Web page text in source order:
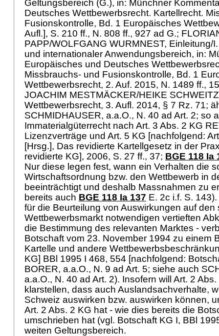
Geltungsbereich (G.), in: Münchner
Deutsches Wettbewerbsrecht. Kartellrecht.
Fusionskontrolle, Bd. 1 Europäisches
Aufl.], S. 210 ff., N. 808 ff., 927 ad G.;
PAPP/WOLFGANG WURMNEST, Einleitung/
und internationaler Anwendungsbereich, in:
Europäisches und Deutsches
Missbrauchs- und Fusionskontrolle, Bd. 1
Wettbewerbsrecht, 2. Auf. 2015, N. 1489 ff.,
JOACHIM MESTMÄCKER/HEIKE
Wettbewerbsrecht, 3. Aufl. 2014, § 7 Rz. 71;
SCHMIDHAUSER, a.a.O., N. 40 ad Art. 2; so
Immaterialgüterrecht nach Art. 3 Abs. 2 KG
Lizenzverträge und Art. 5 KG [nachfolgend:
[Hrsg.], Das revidierte Kartellgesetz in der
revidierte KG], 2006, S. 27 ff., 37; BGE 118 Ia
Nur diese legen fest, wann ein Verhalten die
Wirtschaftsordnung bzw. den Wettbewerb in
beeinträchtigt und deshalb Massnahmen zu
bereits auch BGE 118 Ia 137 E. 2c i.f. S.
für die Beurteilung von Auswirkungen auf
Wettbewerbsmarkt notwendigen vertieften
die Bestimmung des relevanten Marktes -
Botschaft vom 23. November 1994 zu einem
Kartelle und andere
KG] BBl 1995 I 468, 554 [nachfolgend:
BORER, a.a.O., N. 9 ad Art. 5; siehe auch
a.a.O., N. 40 ad Art. 2). Insofern will Art. 2 Abs.
klarstellen, dass auch Auslandsachverhalte,
Schweiz auswirken bzw. auswirken können,
Art. 2 Abs. 2 KG hat - wie dies bereits die
umschrieben hat (vgl. Botschaft KG I, BBl
weiten Geltungsbereich.